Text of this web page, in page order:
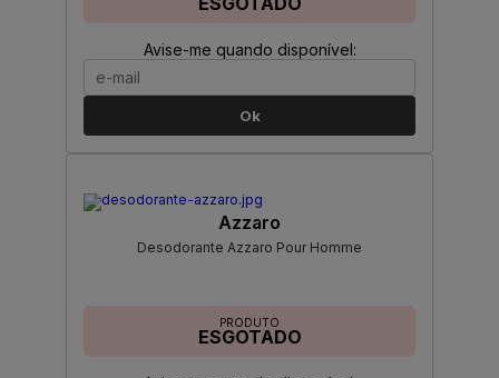
Avise-me quando disponível:
Ok
Azzaro
Desodorante Azzaro Pour Homme
PRODUTO
ESGOTADO